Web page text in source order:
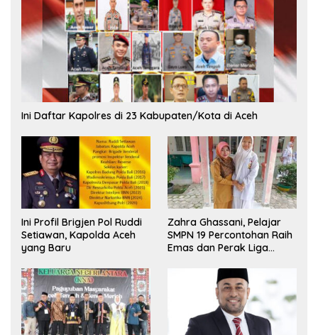
Ini Daftar Kapolres di 23 Kabupaten/Kota di Aceh
Ini Profil Brigjen Pol Ruddi
Setiawan, Kapolda Aceh
yang Baru
Zahra Ghassani, Pelajar
SMPN 19 Percontohan Raih
Emas dan Perak Liga